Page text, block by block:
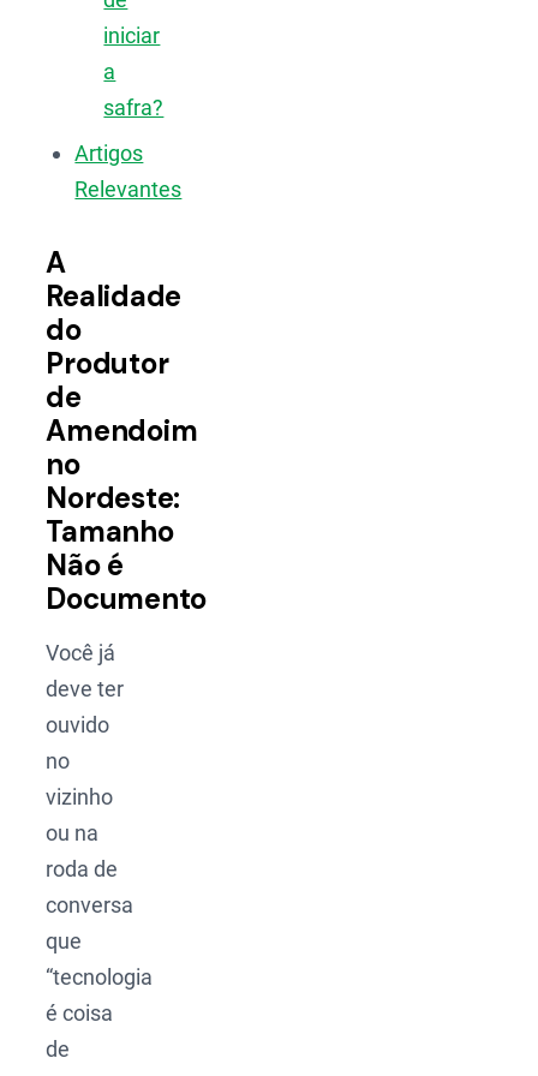
iniciar
a
safra?
Artigos
Relevantes
A
Realidade
do
Produtor
de
Amendoim
no
Nordeste:
Tamanho
Não é
Documento
Você já
deve ter
ouvido
no
vizinho
ou na
roda de
conversa
que
“tecnologia
é coisa
de